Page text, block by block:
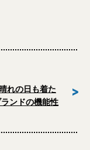
れの日も着た
ンドの機能性
>